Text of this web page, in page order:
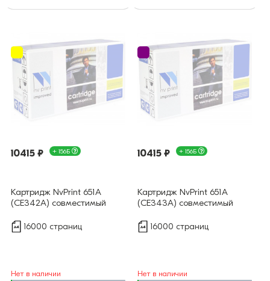
10415 ₽ + 156Б
Картридж NvPrint 651А
(CE342A) совместимый
16000 страниц
Нет в наличии
10415 ₽ + 156Б
Картридж NvPrint 651А
(CE343A) совместимый
16000 страниц
Нет в наличии